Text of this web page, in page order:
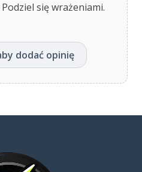
Podziel się wrażeniami.
dodać opinię